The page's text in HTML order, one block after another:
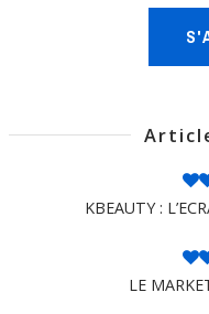
KBEAUTY :
LE